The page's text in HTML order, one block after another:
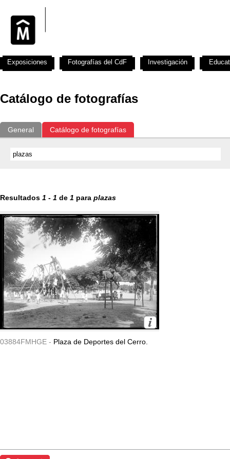
Catálogo de fotografías
General Catálogo de fotografías
Resultados 1 - 1 de 1 para plazas
03884FMHGE - Plaza de Deportes del Cerro.
Exposiciones Fotografías del CdF Investigación